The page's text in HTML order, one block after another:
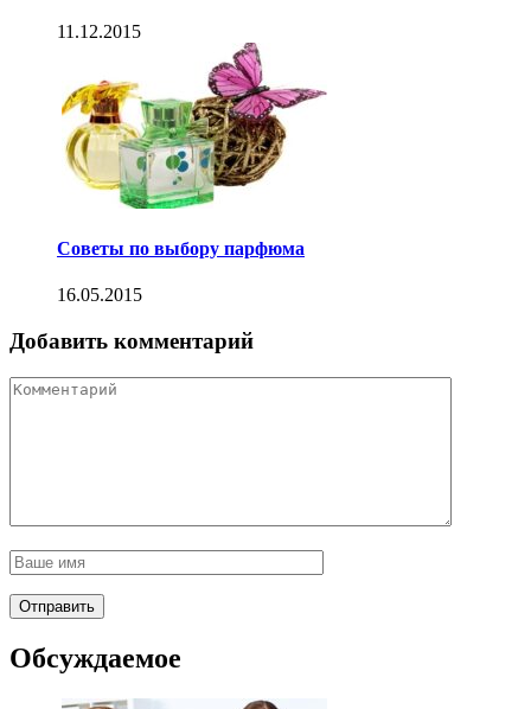
11.12.2015
Советы по выбору парфюма
16.05.2015
Добавить комментарий
Обсуждаемое